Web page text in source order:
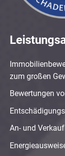
zum großen
Bewertungen
An- und